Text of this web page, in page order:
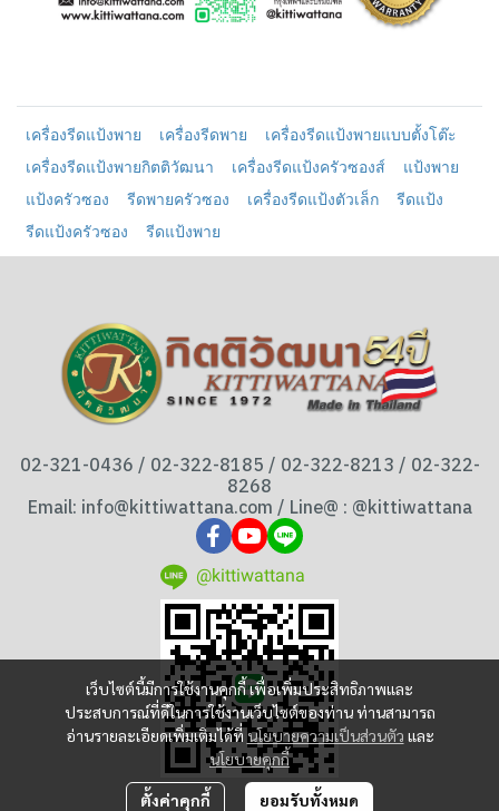
เครื่องรีดแป้งพาย เครื่องรีดพาย
เครื่องรีดแป้งพายแบบตั้งโต๊ะ
เครื่องรีดแป้งพายกิตติวัฒนา
เครื่องรีดแป้งครัวซองส์
แป้งพาย
แป้งครัวซอง
รีดพายครัวซอง เครื่องรีดแป้งตัวเล็ก
รีดแป้ง
รีดแป้งครัวซอง
รีดแป้งพาย
เว็บไซต์นี้มีการใช้งานคุกกี้ เพื่อเพิ่มประสิทธิภาพและ
ประสบการณ์ที่ดีในการใช้งานเว็บไซต์ของท่าน ท่านสามารถ
อ่านรายละเอียดเพิ่มเติมได้ที่ นโยบายความเป็นส่วนตัว และ
นโยบายคุกกี้
ตั้งค่าคุกกี้ ยอมรับทั้งหมด
02-321-0436 / 02-322-8185 / 02-322-8213 / 02-322-
8268
Email: info@kittiwattana.com / Line@ : @kittiwattana
@kittiwattana